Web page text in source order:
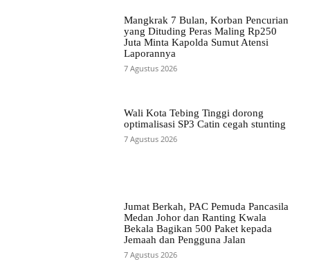
Mangkrak 7 Bulan, Korban Pencurian
yang Dituding Peras Maling Rp250
Juta Minta Kapolda Sumut Atensi
Laporannya
7 Agustus 2026
Wali Kota Tebing Tinggi dorong
optimalisasi SP3 Catin cegah stunting
7 Agustus 2026
Jumat Berkah, PAC Pemuda Pancasila
Medan Johor dan Ranting Kwala
Bekala Bagikan 500 Paket kepada
Jemaah dan Pengguna Jalan
7 Agustus 2026